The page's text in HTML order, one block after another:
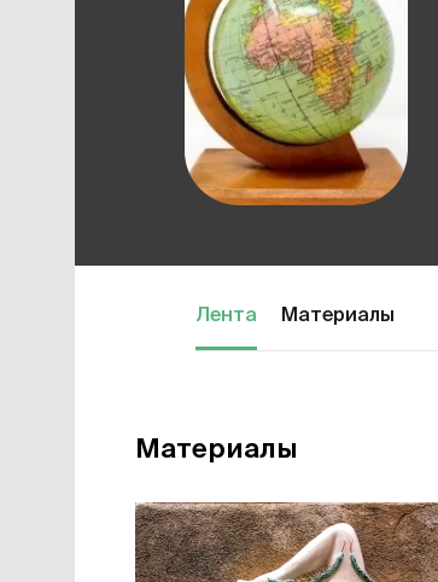
Лента Материалы
Материалы